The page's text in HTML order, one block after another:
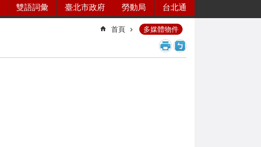
雙語詞彙 臺北市政府 勞動局 台北通
首頁 多媒體物件